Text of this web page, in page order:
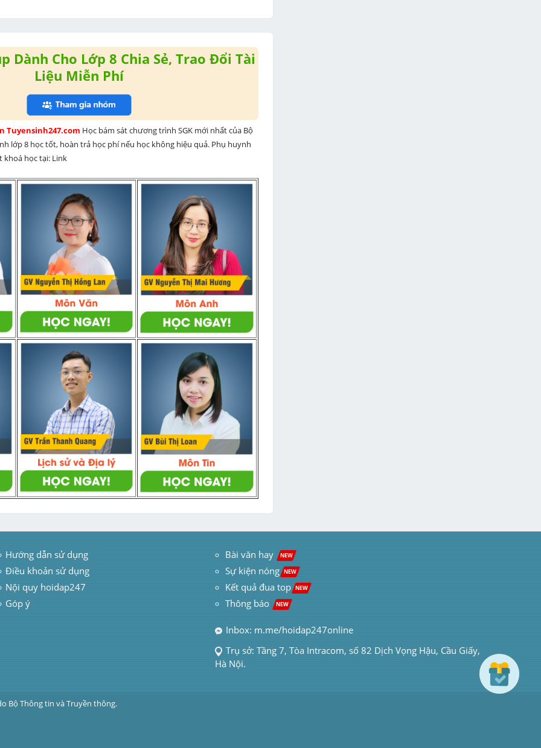
Dành Cho Lớp 8 Chia Sẻ, Trao Đổi Tài
Liệu Miễn Phí
Tuyensinh247.com Học bám sát chương trình SGK mới nhất của Bộ
lớp 8 học tốt, hoàn trả học phí nếu học không hiệu quả. Phụ huynh
khoá học tại: Link
Hướng dẫn sử dụng
Điều khoản sử dụng
Nội quy hoidap247
Góp ý
Bài văn hay NEW
Sự kiện nóng NEW
Kết quả đua top NEW
Thông báo NEW
Inbox: m.me/hoidap247online
Trụ sở: Tầng 7, Tòa Intracom, số 82 Dịch Vọng Hậu, Cầu Giấy,
Hà Nội.
Bộ Thông tin và Truyền thông.